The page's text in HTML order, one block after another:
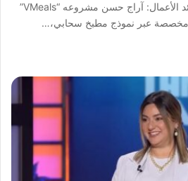
Shark Tank Dubai |قدم رائد الأعمال: آراج حسن مشروعه “VMeals”
مخصصة عبر نموذج مطبخ سحابي،…